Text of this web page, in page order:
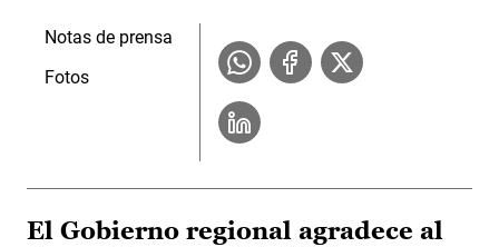
Notas de prensa
Fotos
El Gobierno regional agradece al